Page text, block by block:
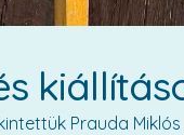
Prauda Miklós